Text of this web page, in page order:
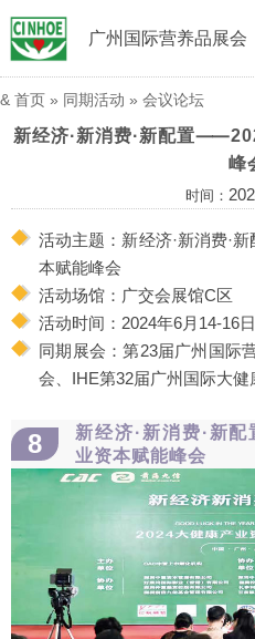
广州国际营养品展会
& 首页 » 同期活动 » 会议论坛
新经济·新消费·新配置
峰
时间：
活动主题：新经济·新消费·
本赋能峰会
活动场馆：广交会展馆C区
活动时间：2024年6月14-16日
同期展会：第23届广州国际
会、IHE第32届广州国际大健
8
新经济·新消费·新
业资本赋能峰会